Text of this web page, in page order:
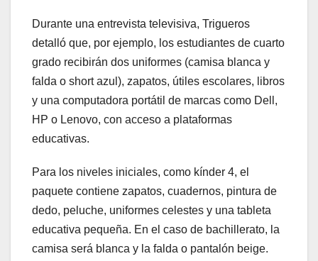
Durante una entrevista televisiva, Trigueros
detalló que, por ejemplo, los estudiantes de cuarto
grado recibirán dos uniformes (camisa blanca y
falda o short azul), zapatos, útiles escolares, libros
y una computadora portátil de marcas como Dell,
HP o Lenovo, con acceso a plataformas
educativas.
Para los niveles iniciales, como kínder 4, el
paquete contiene zapatos, cuadernos, pintura de
dedo, peluche, uniformes celestes y una tableta
educativa pequeña. En el caso de bachillerato, la
camisa será blanca y la falda o pantalón beige.